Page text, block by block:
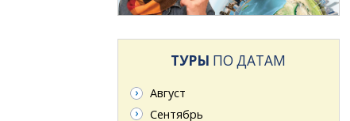
ТУРЫ ПО ДАТАМ
Август
Сентябрь